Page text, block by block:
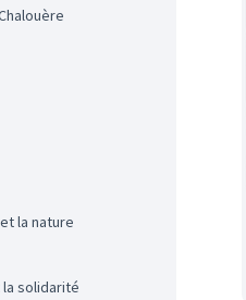
la solidarité